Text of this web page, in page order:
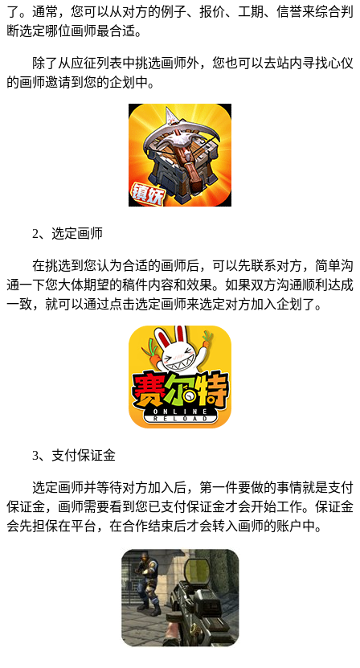
了。通常，您可以从对方的例子、报价、工期、信誉来综合判
断选定哪位画师最合适。
除了从应征列表中挑选画师外，您也可以去站内寻找心仪
的画师邀请到您的企划中。
2、选定画师
在挑选到您认为合适的画师后，可以先联系对方，简单沟
通一下您大体期望的稿件内容和效果。如果双方沟通顺利达成
一致，就可以通过点击选定画师来选定对方加入企划了。
3、支付保证金
选定画师并等待对方加入后，第一件要做的事情就是支付
保证金，画师需要看到您已支付保证金才会开始工作。保证金
会先担保在平台，在合作结束后才会转入画师的账户中。